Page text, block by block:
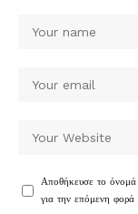
Αποθήκευσε το
για την επόμενη